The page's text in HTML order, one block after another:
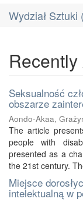
Wydział Sztuki
Seksualność
obszarze
Aondo-Akaa,
The article
people with
presented as a
the 21st century.
Miejsce
intelektualną w